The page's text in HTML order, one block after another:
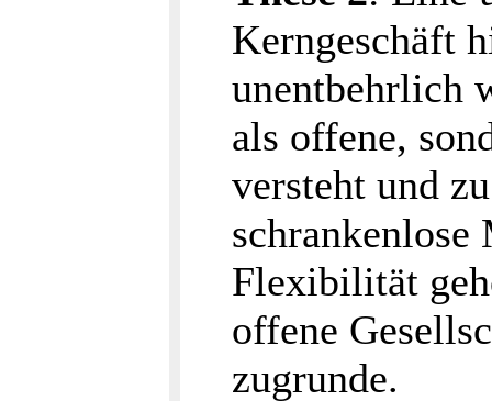
Kerngeschäft
unentbehrlich
als offene,
versteht und
Flexibilität
offene
zugrunde.